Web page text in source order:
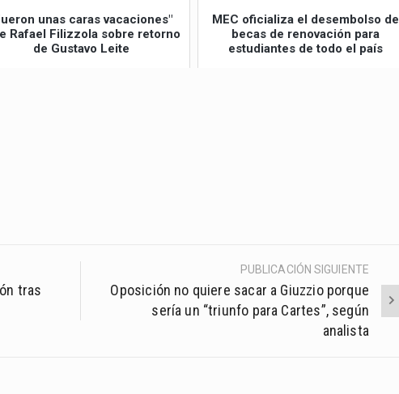
unas caras vacaciones"
Rafael Filizzola sobre retorno
de Gustavo Leite
MEC oficializa el desembolso de
becas de renovación para
estudiantes de todo el país
tras
PUBLICACIÓN SIGUIENTE
Oposición no quiere sacar a Giuzzio porque
sería un “triunfo para Cartes”, según
analista